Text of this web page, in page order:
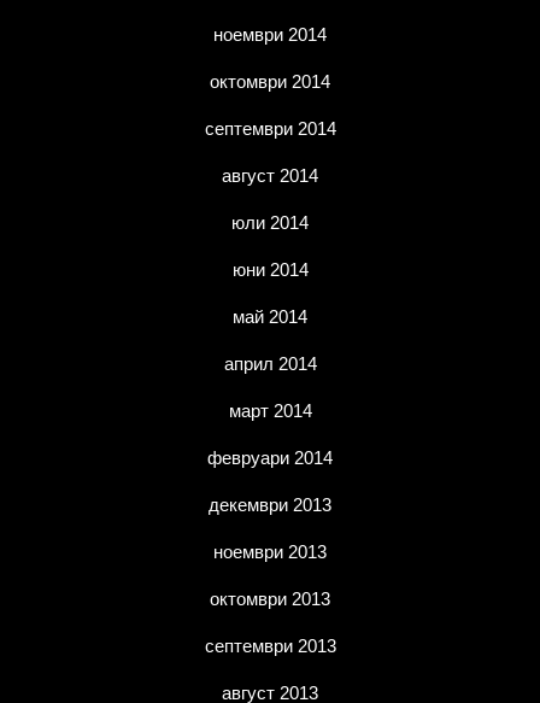
ноември 2014
октомври 2014
септември 2014
август 2014
юли 2014
юни 2014
май 2014
април 2014
март 2014
февруари 2014
декември 2013
ноември 2013
октомври 2013
септември 2013
август 2013